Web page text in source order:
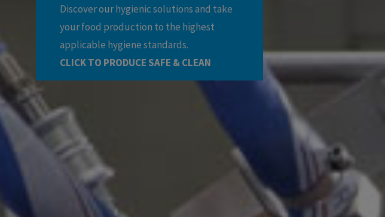
Discover our hygienic solutions and take
your food production to the highest
applicable hygiene standards.
CLICK TO PRODUCE SAFE & CLEAN